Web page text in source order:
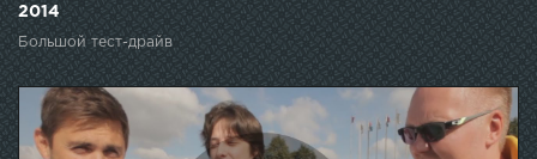
2014
Большой тест-драйв